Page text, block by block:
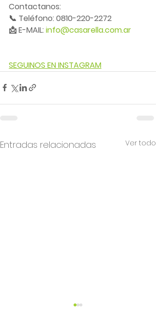
Contactanos:
📞 Teléfono: 0810-220-2272
📩 E-MAIL: info@casarella.com.ar
SEGUINOS EN INSTAGRAM
Entradas relacionadas Ver todo